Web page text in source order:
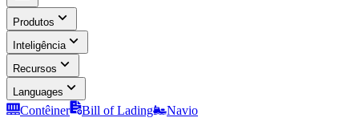
Produtos
Inteligência
Recursos
Languages
Contêiner Bill of Lading Navio